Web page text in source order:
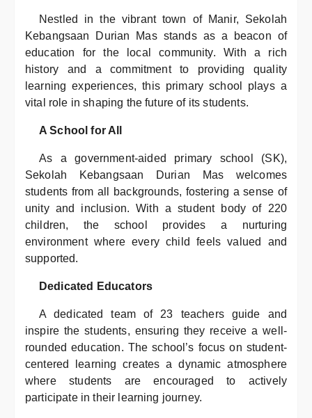
Nestled in the vibrant town of Manir, Sekolah
Kebangsaan Durian Mas stands as a beacon of
education for the local community. With a rich
history and a commitment to providing quality
learning experiences, this primary school plays a
vital role in shaping the future of its students.
A School for All
As a government-aided primary school (SK),
Sekolah Kebangsaan Durian Mas welcomes
students from all backgrounds, fostering a sense of
unity and inclusion. With a student body of 220
children, the school provides a nurturing
environment where every child feels valued and
supported.
Dedicated Educators
A dedicated team of 23 teachers guide and
inspire the students, ensuring they receive a well-
rounded education. The school’s focus on student-
centered learning creates a dynamic atmosphere
where students are encouraged to actively
participate in their learning journey.